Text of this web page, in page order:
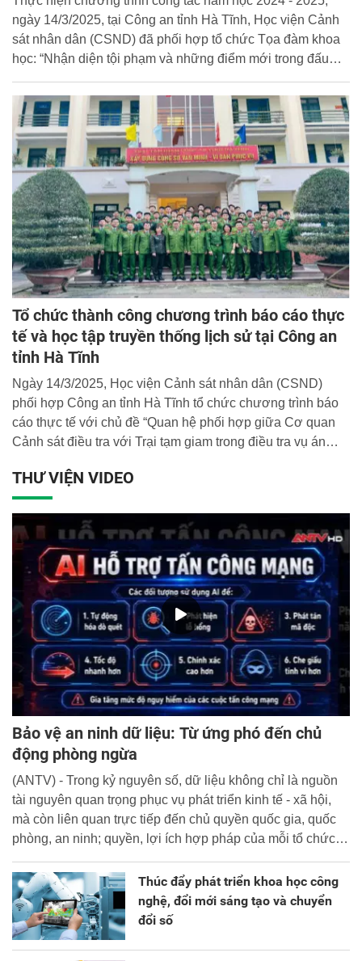
ngày 14/3/2025, tại Công an tỉnh Hà Tĩnh, Học viện Cảnh
sát nhân dân (CSND) đã phối hợp tổ chức Tọa đàm khoa
học: “Nhận diện tội phạm và những điểm mới trong đấu
chiếm đoạt tài sản trên địa bàn tỉnh Hà Tĩnh”.
Tổ chức thành công chương trình báo cáo thực
tế và học tập truyền thống lịch sử tại Công an
tỉnh Hà Tĩnh
Ngày 14/3/2025, Học viện Cảnh sát nhân dân (CSND)
phối hợp Công an tỉnh Hà Tĩnh tổ chức chương trình báo
cáo thực tế với chủ đề “Quan hệ phối hợp giữa Cơ quan
Cảnh sát điều tra với Trại tạm giam trong điều tra vụ án
Hà Tĩnh.
THƯ VIỆN VIDEO
Bảo vệ an ninh dữ liệu: Từ ứng phó đến chủ
động phòng ngừa
(ANTV) - Trong kỷ nguyên số, dữ liệu không chỉ là nguồn
tài nguyên quan trọng phục vụ phát triển kinh tế - xã hội,
mà còn liên quan trực tiếp đến chủ quyền quốc gia, quốc
phòng, an ninh; quyền, lợi ích hợp pháp của mỗi tổ chức,
Thúc đẩy phát triển khoa học công
nghệ, đổi mới sáng tạo và chuyển
đổi số